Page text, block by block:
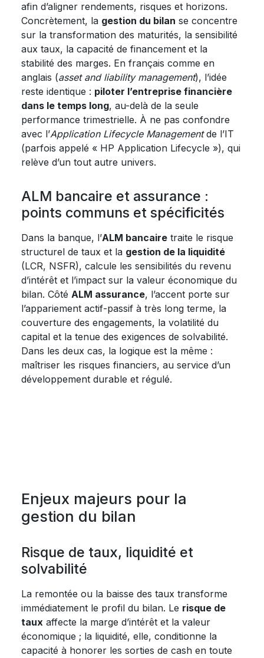
afin d’aligner rendements, risques et horizons.
Concrètement, la gestion du bilan se concentre
sur la transformation des maturités, la sensibilité
aux taux, la capacité de financement et la
stabilité des marges. En français comme en
anglais (asset and liability management), l’idée
reste identique : piloter l’entreprise financière
dans le temps long, au-delà de la seule
performance trimestrielle. À ne pas confondre
avec l’Application Lifecycle Managementde l’IT
(parfois appelé « HP Application Lifecycle »), qui
relève d’un tout autre univers.
ALM bancaire et assurance :
points communs et spécificités
Dans la banque, l’ALM bancaire traite le risque
structurel de taux et la gestion de la liquidité
(LCR, NSFR), calcule les sensibilités du revenu
d’intérêt et l’impact sur la valeur économique du
bilan. Côté ALM assurance, l’accent porte sur
l’appariement actif-passif à très long terme, la
couverture des engagements, la volatilité du
capital et la tenue des exigences de solvabilité.
Dans les deux cas, la logique est la même :
maîtriser les risques financiers, au service d’un
développement durable et régulé.
Enjeux majeurs pour la
gestion du bilan
Risque de taux, liquidité et
solvabilité
La remontée ou la baisse des taux transforme
immédiatement le profil du bilan. Le risque de
taux affecte la marge d’intérêt et la valeur
économique ; la liquidité, elle, conditionne la
capacité à honorer les sorties de cash en toute